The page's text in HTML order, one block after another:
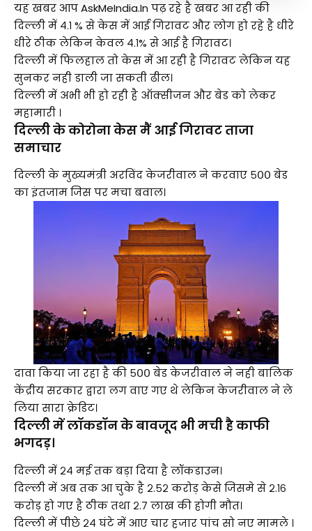
यह खबर आप AskMeIndia.in पढ़ रहे है खबर आ रही की
दिल्ली में ४.१ % से केस में आई गिरावट और लोग हो रहे है धीरे
धीरे ठीक लेकिन केवल ४.१% से आई है गिरावट।
दिल्ली में फिलहाल तो केस में आ रही है गिरावट लेकिन यह
सुनकर नही डाली जा सकती ढील।
दिल्ली में अभी भी हो रही है ऑक्सीजन और बेड को लेकर
महामारी ।
दिल्ली के कोरोना केस मैं आई गिरावट ताजा
समाचार
दिल्ली के मुख्यमंत्री अरविंद केजरीवाल ने करवाए ५०० बेड
का इंतजाम जिस पर मचा बवाल।
दावा किया जा रहा है की ५०० बेड केजरीवाल ने नही बालिक
केंद्रीय सरकार द्वारा लग वाए गए थे लेकिन केजरीवाल ने ले
लिया सारा क्रेडिट।
दिल्ली में लॉकडॉन के बावजूद भी मची है काफी
भगदड़।
दिल्ली में २४ मई तक बड़ा दिया है लॉकडाउन।
दिल्ली में अब तक आ चुके है २.५२ करोड़ केसे जिसमे से २.१६
करोड़ हो गए है ठीक तथा २.७ लाख की होगी मौत।
दिल्ली में पीछे २४ घंटे में आए चार हजार पांच सो नए मामले ।